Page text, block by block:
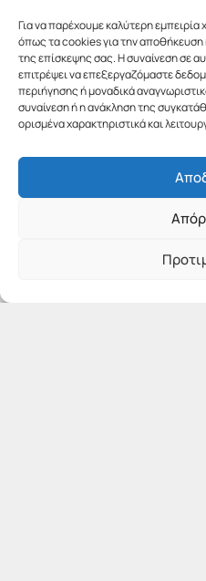
Για να παρέχουμε καλύτερη
όπως τα cookies για την
της επίσκεψης σας. Η συναίνεση σε
επιτρέψει να επεξεργαζόμαστε
περιήγησης ή μοναδικά
συναίνεση ή η ανάκληση της
ορισμένα χαρακτηριστικά και